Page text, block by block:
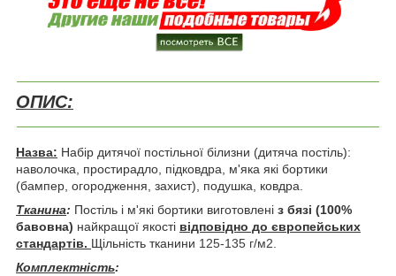
ОПИС:
Назва: Набір дитячої постільної білизни (дитяча постіль):
наволочка, простирадло, підковдра, м'яка які бортики
(бампер, огородження, захист), подушка, ковдра.
Тканина: Постіль і м'які бортики виготовлені з бязі (100%
бавовна) найкращої якості відповідно до європейських
стандартів. Щільність тканини 125-135 г/м2.
Комплектність: